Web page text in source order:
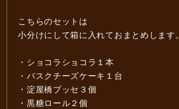
こちらのセットは
小分けにして箱に入れておまとめします。
・ショコラショコラ１本
・バスクチーズケーキ１台
・淀屋橋ブッセ３個
・黒糖ロール２個